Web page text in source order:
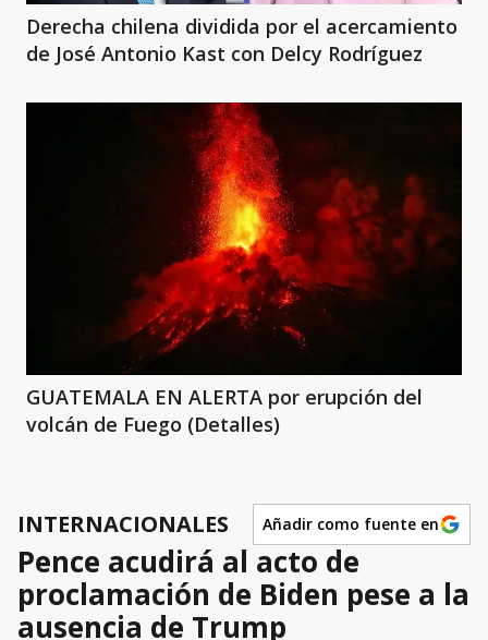
Derecha chilena dividida por el acercamiento
de José Antonio Kast con Delcy Rodríguez
GUATEMALA EN ALERTA por erupción del
volcán de Fuego (Detalles)
INTERNACIONALES Añadir como fuente en
Pence acudirá al acto de
proclamación de Biden pese a la
ausencia de Trump